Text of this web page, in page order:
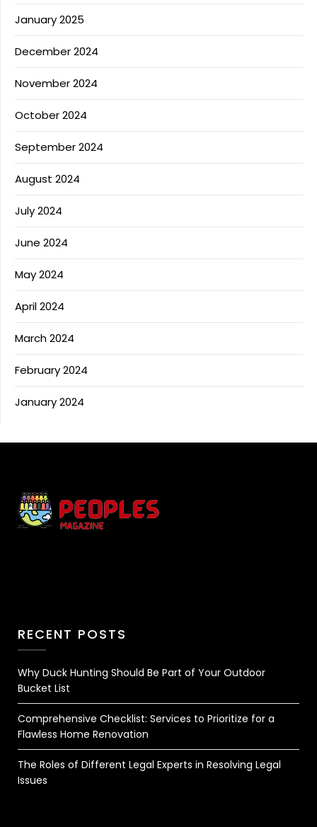
January 2025
December 2024
November 2024
October 2024
September 2024
August 2024
July 2024
June 2024
May 2024
April 2024
March 2024
February 2024
January 2024
RECENT POSTS
Why Duck Hunting Should Be Part of Your Outdoor
Bucket List
Comprehensive Checklist: Services to Prioritize for a
Flawless Home Renovation
The Roles of Different Legal Experts in Resolving Legal
Issues